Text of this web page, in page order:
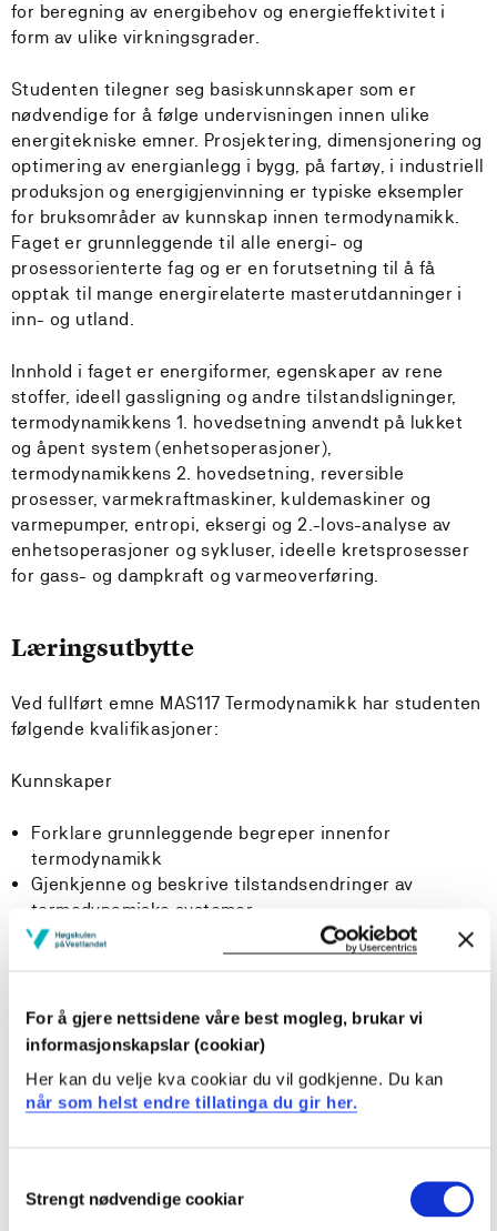
For å gjere nettsidene våre best mogleg, brukar vi
informasjonskapslar (cookiar)
Her kan du velje kva cookiar du vil godkjenne. Du kan
når som helst endre tillatinga du gir her.
Selection
Strengt nødvendige cookiar
for beregning av energibehov og energieffektivitet i
form av ulike virkningsgrader.
Studenten tilegner seg basiskunnskaper som er
nødvendige for å følge undervisningen innen ulike
energitekniske emner. Prosjektering, dimensjonering og
optimering av energianlegg i bygg, på fartøy, i industriell
produksjon og energigjenvinning er typiske eksempler
for bruksområder av kunnskap innen termodynamikk.
Faget er grunnleggende til alle energi- og
prosessorienterte fag og er en forutsetning til å få
opptak til mange energirelaterte masterutdanninger i
inn- og utland.
Innhold i faget er energiformer, egenskaper av rene
stoffer, ideell gassligning og andre tilstandsligninger,
termodynamikkens 1. hovedsetning anvendt på lukket
og åpent system (enhetsoperasjoner),
termodynamikkens 2. hovedsetning, reversible
prosesser, varmekraftmaskiner, kuldemaskiner og
varmepumper, entropi, eksergi og 2.-lovs-analyse av
enhetsoperasjoner og sykluser, ideelle kretsprosesser
for gass- og dampkraft og varmeoverføring.
Læringsutbytte
Ved fullført emne MAS117 Termodynamikk har studenten
følgende kvalifikasjoner:
Kunnskaper
Forklare grunnleggende begreper innenfor
termodynamikk
Gjenkjenne og beskrive tilstandsendringer av
termodynamiske systemer
Gjengi termodynamikkens 1. og 2. hovedsetning
Finne termodynamiske egenskaper av rene stoffer
tilstandsligninger
Skissere ulike termodynamiske prosesser i ulike
løsning av energirelaterte problemstillinger
Vurdere virkningsgraden av ulike prosesser og